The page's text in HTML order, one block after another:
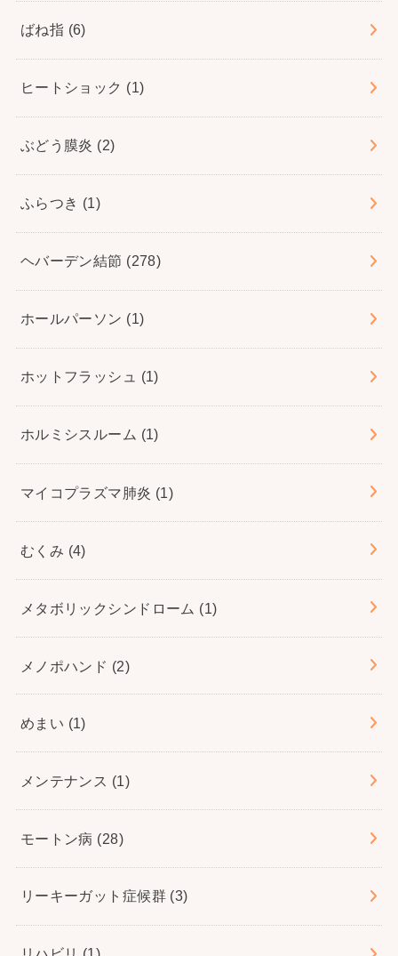
ばね指 (6)
ヒートショック (1)
ぶどう膜炎 (2)
ふらつき (1)
ヘバーデン結節 (278)
ホールパーソン (1)
ホットフラッシュ (1)
ホルミシスルーム (1)
マイコプラズマ肺炎 (1)
むくみ (4)
メタボリックシンドローム (1)
メノポハンド (2)
めまい (1)
メンテナンス (1)
モートン病 (28)
リーキーガット症候群 (3)